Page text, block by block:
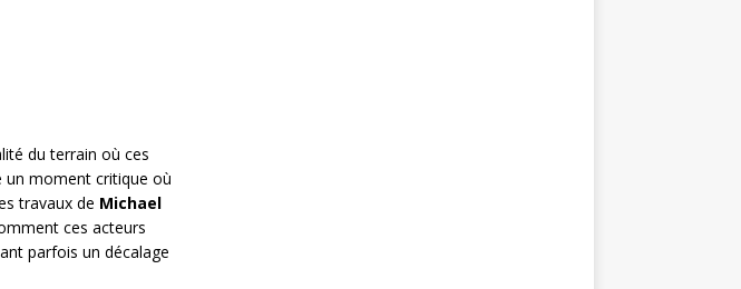
du terrain où ces
moment critique où
travaux de Michael
ces acteurs
parfois un décalage